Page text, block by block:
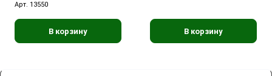
Арт. 13550
В корзину В корзину